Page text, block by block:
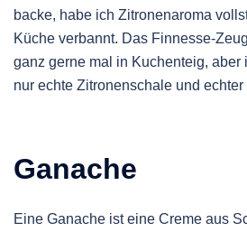
backe, habe ich Zitronenaroma
Küche verbannt. Das Finnesse-
ganz gerne mal in Kuchenteig, aber
nur echte Zitronenschale und echter
Ganache
Eine Ganache ist eine Creme aus